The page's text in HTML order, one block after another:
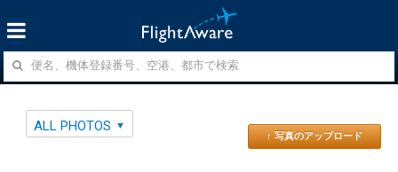
ALL PHOTOS
↑ 写真のアップロード